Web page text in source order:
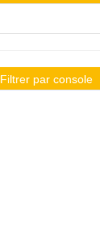
Filtrer par console